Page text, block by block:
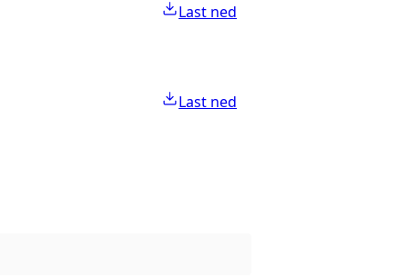
Last ned
Last ned